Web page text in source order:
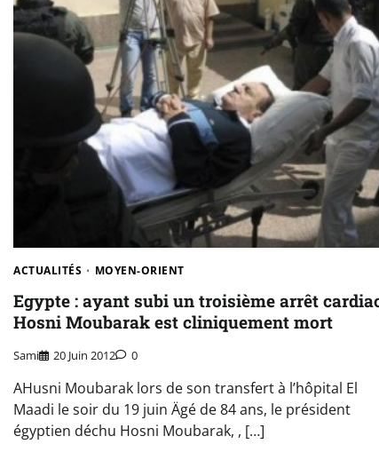
ACTUALITÉS MOYEN-ORIENT
Egypte : ayant subi un troisième arrêt
Hosni Moubarak est cliniquement mort
Sami 20 Juin 2012 0
AHusni Moubarak lors de son transfert à l’hôpital El
Maadi le soir du 19 juin Ägé de 84 ans, le président
égyptien déchu Hosni Moubarak, , […]